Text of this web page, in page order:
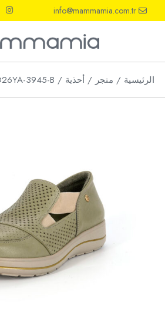
the
info@mammamia.com.tr
الرئيسية متجر أحذية 3945-B